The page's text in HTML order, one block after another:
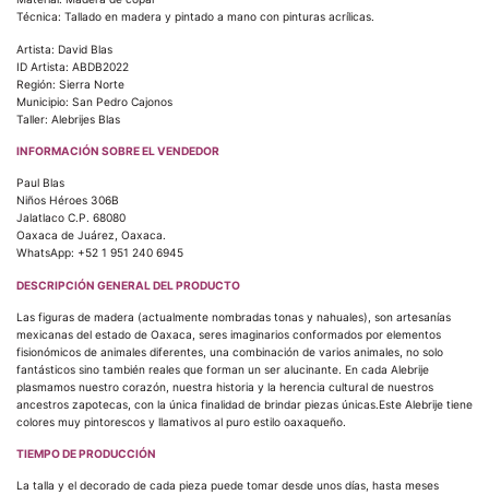
Técnica: Tallado en madera y pintado a mano con pinturas acrílicas.
Artista: David Blas
ID Artista: ABDB2022
Región: Sierra Norte
Municipio: San Pedro Cajonos
Taller: Alebrijes Blas
INFORMACIÓN SOBRE EL VENDEDOR
Paul Blas
Niños Héroes 306B
Jalatlaco C.P. 68080
Oaxaca de Juárez, Oaxaca.
WhatsApp: +52 1 951 240 6945
DESCRIPCIÓN GENERAL DEL PRODUCTO
Las figuras de madera (actualmente nombradas tonas y nahuales), son artesanías
mexicanas del estado de Oaxaca, seres imaginarios conformados por elementos
fisionómicos de animales diferentes, una combinación de varios animales, no solo
fantásticos sino también reales que forman un ser alucinante. En cada Alebrije
plasmamos nuestro corazón, nuestra historia y la herencia cultural de nuestros
ancestros zapotecas, con la única finalidad de brindar piezas únicas.Este Alebrije tiene
colores muy pintorescos y llamativos al puro estilo oaxaqueño.
TIEMPO DE PRODUCCIÓN
La talla y el decorado de cada pieza puede tomar desde unos días, hasta meses